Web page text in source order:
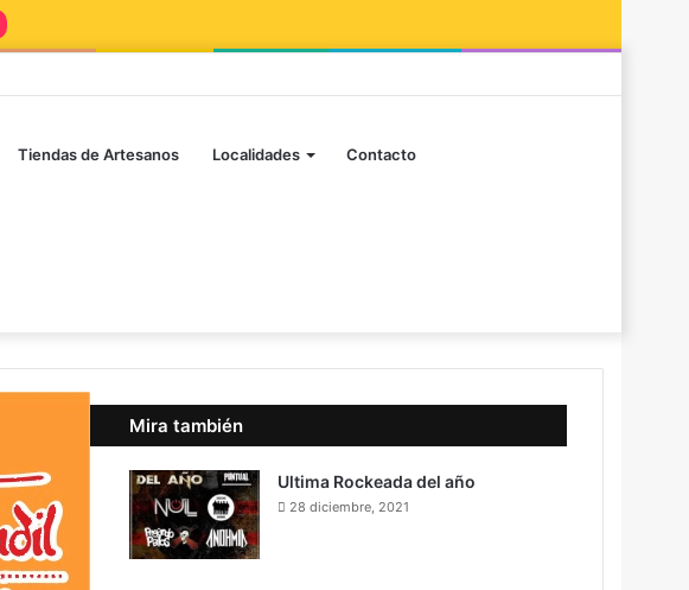
Tiendas de Artesanos Localidades Contacto
Mira también
Cerrar
Ultima Rockeada del año
28 diciembre, 2021